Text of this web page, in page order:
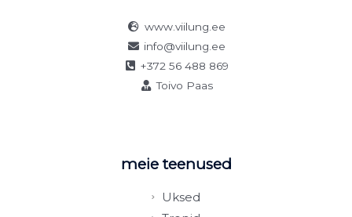
www.viilung.ee
info@viilung.ee
+372 56 488 869
Toivo Paas
meie teenused
Uksed